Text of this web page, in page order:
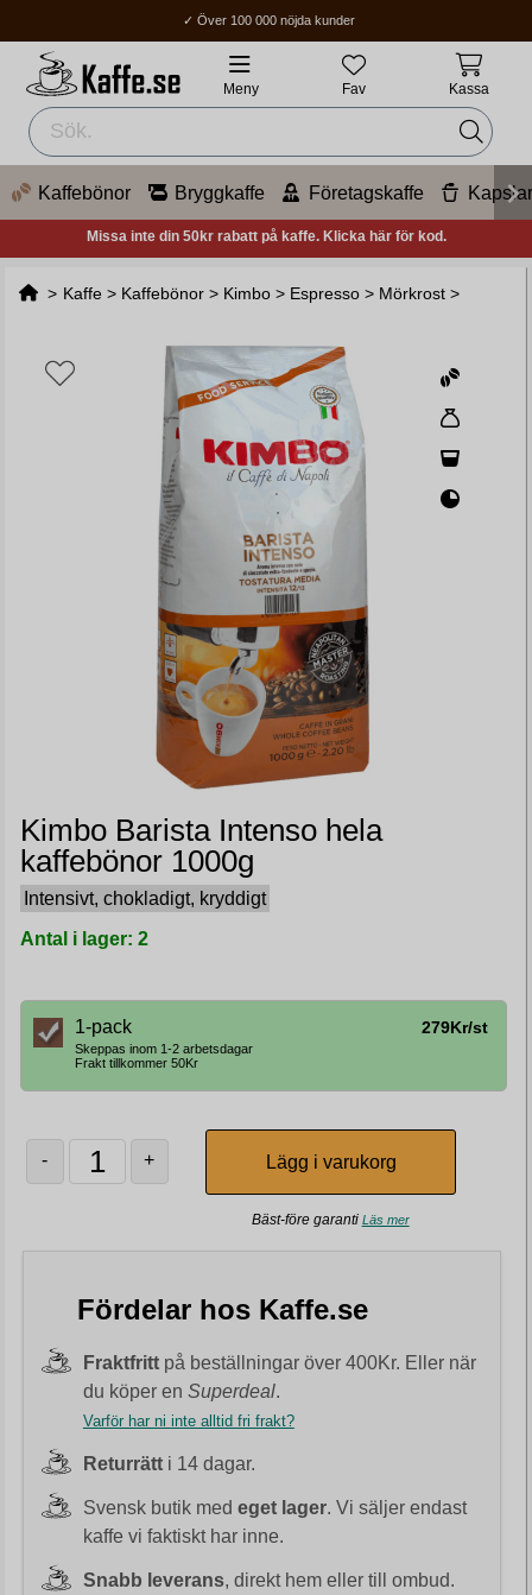
✓ Över 100 000 nöjda kunder
✓ Fri frakt över 400Kr
✓ Hemleverans / Ombud: 1-3 vardagar.
Meny Fav Kassa
Kaffebönor Bryggkaffe Företagskaffe Kapslar
Missa inte din 50kr rabatt på kaffe. Klicka här för kod.
> Kaffe > Kaffebönor > Kimbo > Espresso > Mörkrost >
Kimbo Barista Intenso hela
kaffebönor 1000g
Intensivt, chokladigt, kryddigt
Antal i lager: 2
1-pack 279Kr/st
Skeppas inom 1-2 arbetsdagar
Frakt tillkommer 50Kr
- +
Bäst-före garanti Läs mer
Fördelar hos Kaffe.se
Fraktfrittpå beställningar över 400Kr. Eller när
du köper en Superdeal.
Varför har ni inte alltid fri frakt?
Returrätti 14 dagar.
Svensk butik med eget lager. Vi säljer endast
kaffe vi faktiskt har inne.
Snabb leverans, direkt hem eller till ombud.